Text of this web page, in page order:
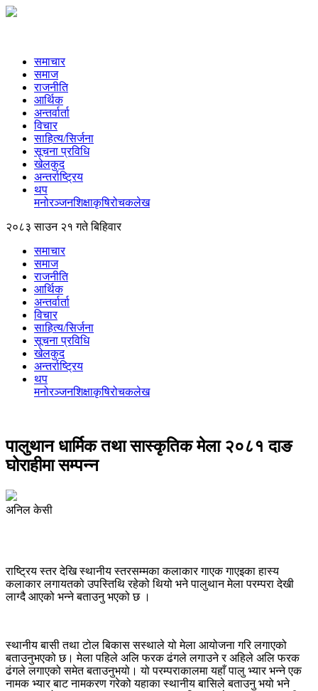
समाचार
समाज
राजनीति
आर्थिक
अन्तर्वार्ता
विचार
साहित्य/सिर्जना
सूचना प्रविधि
खेलकुद
अन्तर्राष्ट्रिय
थप
मनोरञ्‍जनशिक्षाकृषिरोचकलेख
२०८३ साउन २१ गते बिहिवार
समाचार
समाज
राजनीति
आर्थिक
अन्तर्वार्ता
विचार
साहित्य/सिर्जना
सूचना प्रविधि
खेलकुद
अन्तर्राष्ट्रिय
थप
मनोरञ्‍जनशिक्षाकृषिरोचकलेख
पालुथान धार्मिक तथा सास्कृतिक मेला २०८१ दाङ
घोराहीमा सम्पन्न
अनिल केसी
राष्ट्रिय स्तर देखि स्थानीय स्तरसम्मका कलाकार गाएक गाएइका हास्य
कलाकार लगायतको उपस्तिथि रहेको थियो भने पालुथान मेला परम्परा देखी
लाग्दै आएको भन्ने बताउनु भएको छ ।
स्थानीय बासी तथा टोल बिकास सस्थाले यो मेला आयोजना गरि लगाएको
बताउनुभएको छ। मेला पहिले अलि फरक ढंगले लगाउने र अहिले अलि फरक
ढंगले लगाएको समेत बताउनुभयो। यो परम्पराकालमा यहाँ पालु भ्यार भन्ने एक
नामक भ्यार बाट नामकरण गरेको यहाका स्थानीय बासिले बताउनु भयो भने